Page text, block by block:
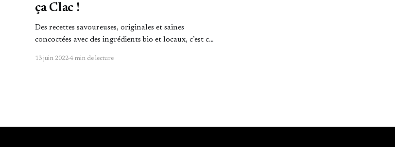
ça Clac !
Des recettes savoureuses, originales et saines
concoctées avec des ingrédients bio et locaux, c’est ce
13 juin 2022 4 min de lecture